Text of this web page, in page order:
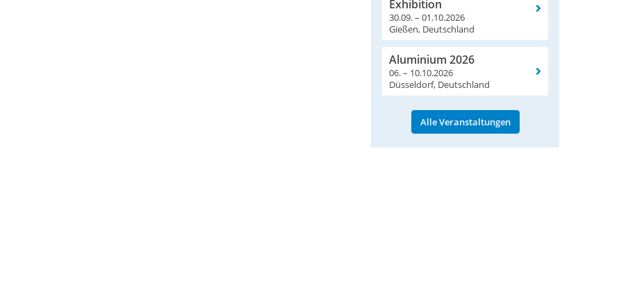
Exhibition
30.09. – 01.10.2026
Gießen, Deutschland
Aluminium 2026
06. – 10.10.2026
Düsseldorf, Deutschland
Alle Veranstaltungen